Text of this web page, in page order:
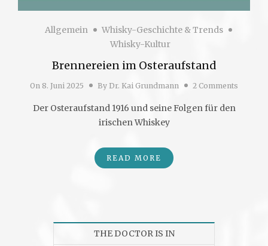
Allgemein
Whisky-Geschichte & Trends
Whisky-Kultur
Brennereien im Osteraufstand
On 8. Juni 2025 By Dr. Kai Grundmann 2 Comments
Der Osteraufstand 1916 und seine Folgen für den
irischen Whiskey
READ MORE
THE DOCTOR IS IN